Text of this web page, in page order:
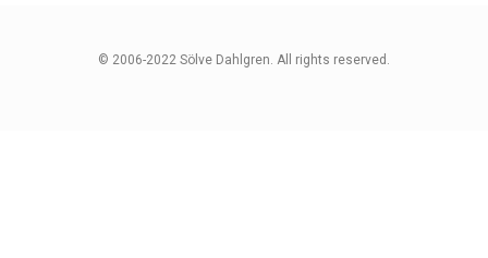
© 2006-2022 Sölve Dahlgren. All rights reserved.